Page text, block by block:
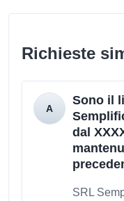
Richieste
Sono il
dal
SRL